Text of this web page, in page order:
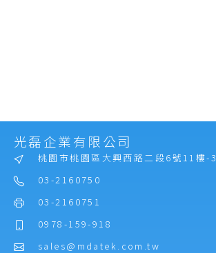
光磊企業有限公司
桃園市桃園區大興西路二段6號11樓-3
03-2160750
03-2160751
0978-159-918
sales@mdatek.com.tw